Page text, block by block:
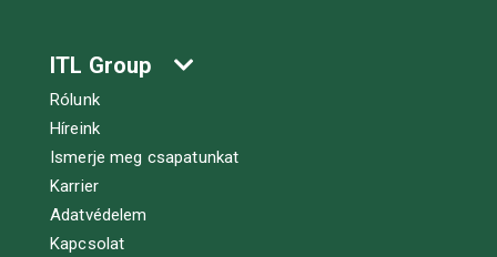
ITL Group
Rólunk
Híreink
Ismerje meg csapatunkat
Karrier
Adatvédelem
Kapcsolat